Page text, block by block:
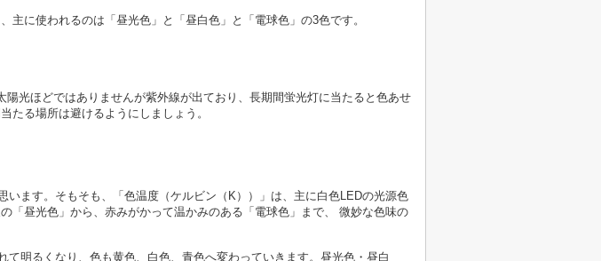
に使われるのは「昼光色」と「昼白色」と「電球色」の3色です。
光ほどではありませんが紫外線が出ており、長期間蛍光灯に当たると色あせ
たる場所は避けるようにしましょう。
ます。そもそも、「色温度（ケルビン（K））」は、主に白色LEDの光源色
「昼光色」から、赤みがかって温かみのある「電球色」まで、 微妙な色味の
明るくなり、色も黄色、白色、青色へ変わっていきます。昼光色・昼白